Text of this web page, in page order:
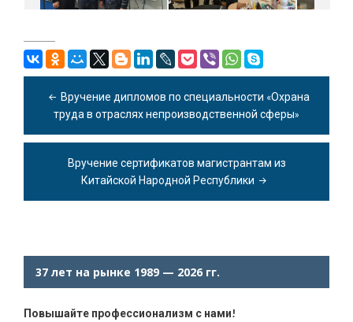
записям
Вручение дипломов по специальности «Охрана
труда в отраслях непроизводственной сферы»
Вручение сертификатов магистрантам из
Китайской Народной Республики
37 лет на рынке 1989 — 2026 гг.
Повышайте профессионализм с нами!